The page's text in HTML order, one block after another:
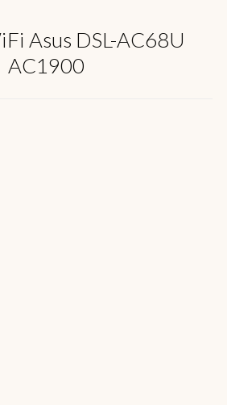
Asus DSL-AC68U
AC1900